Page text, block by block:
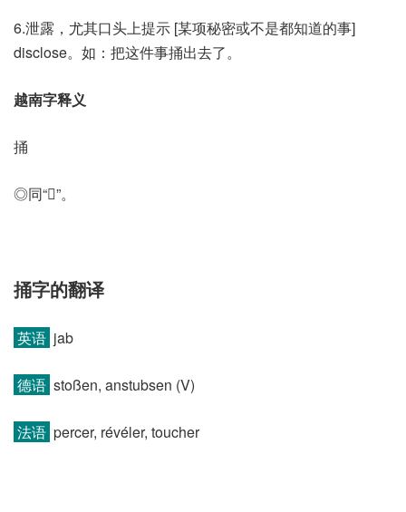
6.泄露，尤其口头上提示 [某项秘密或不是都知道的事]
disclose。如：把这件事捅出去了。
越南字释义
捅
◎同“𦄷”。
捅字的翻译
英语 jab
德语 stoßen, anstubsen (V)
法语 percer, révéler, toucher